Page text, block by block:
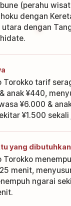
(perahu
dengan
utara dengan
Torokko tarif
anak ¥440,
¥6.000 &
¥1.500 sekali
yang dibutuhkan
Torokko
menit,
ngarai